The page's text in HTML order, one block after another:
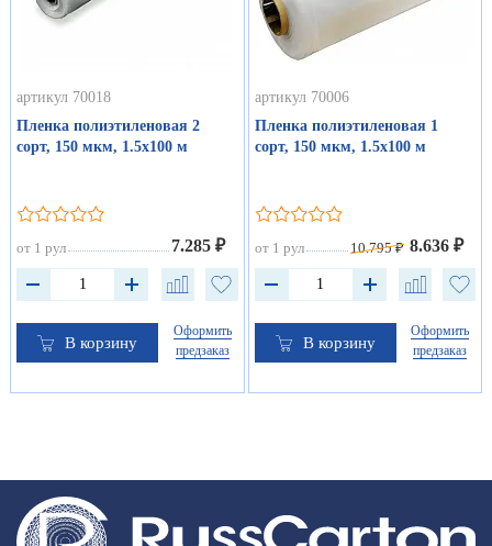
артикул 70018
Пленка полиэтиленовая 2
сорт, 150 мкм, 1.5х100 м
от 1 рул 7.285 ₽
В корзину
Оформить
предзаказ
артикул 70006
Пленка полиэтиленовая 1
сорт, 150 мкм, 1.5х100 м
от 1 рул 10.795 ₽ 8.636 ₽
В корзину
Оформить
предзаказ